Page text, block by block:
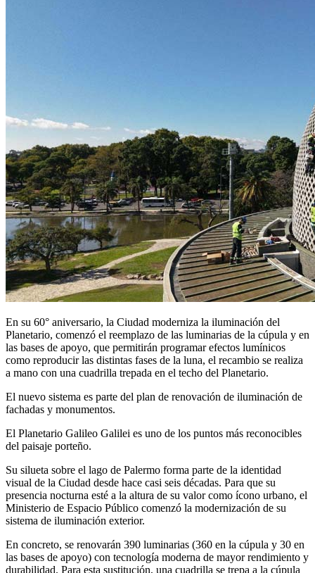
En su 60° aniversario, la Ciudad moderniza la iluminación del
Planetario, comenzó el reemplazo de las luminarias de la cúpula y en
las bases de apoyo, que permitirán programar efectos lumínicos
como reproducir las distintas fases de la luna, el recambio se realiza
a mano con una cuadrilla trepada en el techo del Planetario.
El nuevo sistema es parte del plan de renovación de iluminación de
fachadas y monumentos.
El Planetario Galileo Galilei es uno de los puntos más reconocibles
del paisaje porteño.
Su silueta sobre el lago de Palermo forma parte de la identidad
visual de la Ciudad desde hace casi seis décadas. Para que su
presencia nocturna esté a la altura de su valor como ícono urbano, el
Ministerio de Espacio Público comenzó la modernización de su
sistema de iluminación exterior.
En concreto, se renovarán 390 luminarias (360 en la cúpula y 30 en
las bases de apoyo) con tecnología moderna de mayor rendimiento y
durabilidad. Para esta sustitución, una cuadrilla se trepa a la cúpula